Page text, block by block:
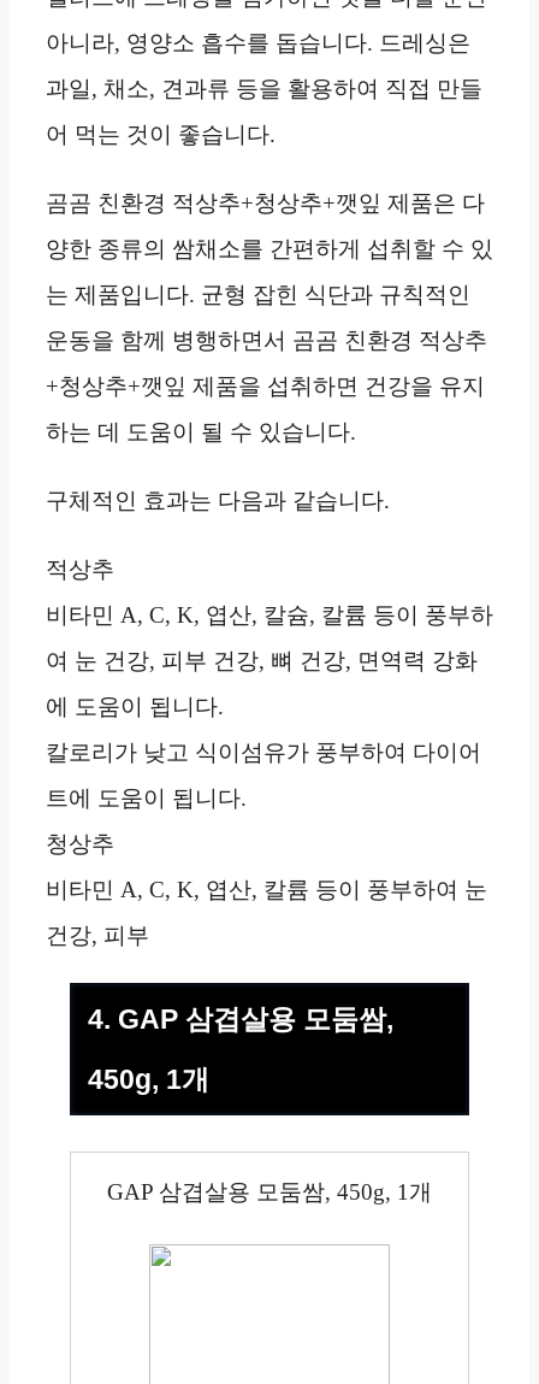
아니라, 영양소 흡수를 돕습니다. 드레싱은
과일, 채소, 견과류 등을 활용하여 직접 만들
어 먹는 것이 좋습니다.
곰곰 친환경 적상추+청상추+깻잎 제품은 다
양한 종류의 쌈채소를 간편하게 섭취할 수 있
는 제품입니다. 균형 잡힌 식단과 규칙적인
운동을 함께 병행하면서 곰곰 친환경 적상추
+청상추+깻잎 제품을 섭취하면 건강을 유지
하는 데 도움이 될 수 있습니다.
구체적인 효과는 다음과 같습니다.
적상추
비타민 A, C, K, 엽산, 칼슘, 칼륨 등이 풍부하
여 눈 건강, 피부 건강, 뼈 건강, 면역력 강화
에 도움이 됩니다.
칼로리가 낮고 식이섬유가 풍부하여 다이어
트에 도움이 됩니다.
청상추
비타민 A, C, K, 엽산, 칼륨 등이 풍부하여 눈
건강, 피부
4. GAP 삼겹살용 모둠쌈,
450g, 1개
GAP 삼겹살용 모둠쌈, 450g, 1개